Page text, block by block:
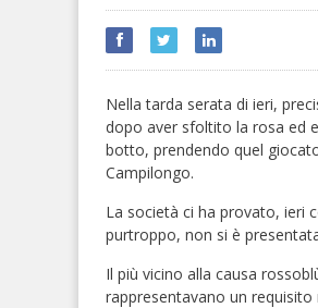
Nella tarda serata di ieri,
dopo aver sfoltito la rosa ed
botto, prendendo quel
Campilongo.
La società ci ha provato, ieri
purtroppo, non si è
Il più vicino alla causa
rappresentavano un